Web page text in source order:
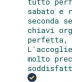
sabato e
seconda
chiavi
perfetta,
molto